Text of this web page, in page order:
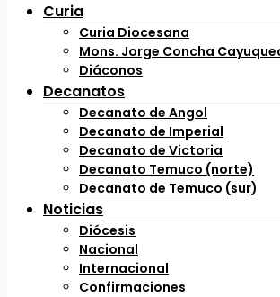
Curia
Curia Diocesana
Mons. Jorge Concha
Diáconos
Decanatos
Decanato de Angol
Decanato de Imperial
Decanato de Victoria
Decanato Temuco (norte)
Decanato de Temuco (sur)
Noticias
Diócesis
Nacional
Internacional
Confirmaciones